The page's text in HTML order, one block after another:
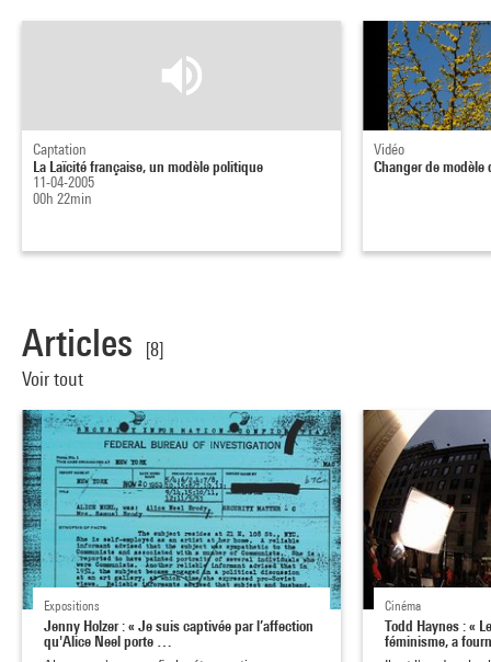
Captation
La Laïcité française, un modèle politique
11-04-2005
00h 22min
Vidéo
Changer de modèle
Articles
[8]
Voir tout
Expositions
Jenny Holzer : « Je suis captivée par l’affection
qu'Alice Neel porte …
Cinéma
Todd Haynes : «
féminisme, a